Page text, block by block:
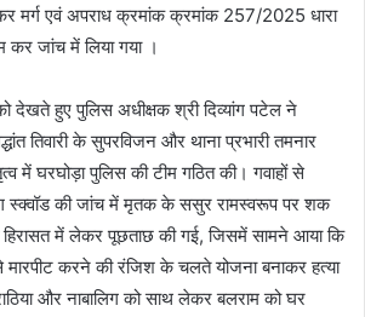
मर्ग एवं अपराध क्रमांक क्रमांक 257/2025 धारा
जांच में लिया गया ।
हुए पुलिस अधीक्षक श्री दिव्यांग पटेल ने
तिवारी के सुपरविजन और थाना प्रभारी तमनार
में घरघोड़ा पुलिस की टीम गठित की। गवाहों से
स्क्वॉड की जांच में मृतक के ससुर रामस्वरूप पर शक
हिरासत में लेकर पूछताछ की गई, जिसमें सामने आया कि
करने की रंजिश के चलते योजना बनाकर हत्या
और नाबालिग को साथ लेकर बलराम को घर